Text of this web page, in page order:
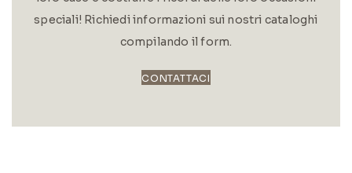
speciali! Richiedi informazioni sui nostri cataloghi
compilando il form.
CONTATTACI